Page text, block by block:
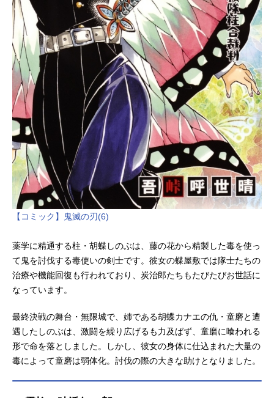
【コミック】鬼滅の刃(6)
薬学に精通する柱・胡蝶しのぶは、藤の花から精製した毒を使っ
て鬼を討伐する毒使いの剣士です。彼女の蝶屋敷では隊士たちの
治療や機能回復も行われており、炭治郎たちもたびたびお世話に
なっています。
最終決戦の舞台・無限城で、姉である胡蝶カナエの仇・童磨と遭
遇したしのぶは、激闘を繰り広げるも力及ばず、童磨に喰われる
形で命を落としました。しかし、彼女の身体に仕込まれた大量の
毒によって童磨は弱体化。討伐の際の大きな助けとなりました。